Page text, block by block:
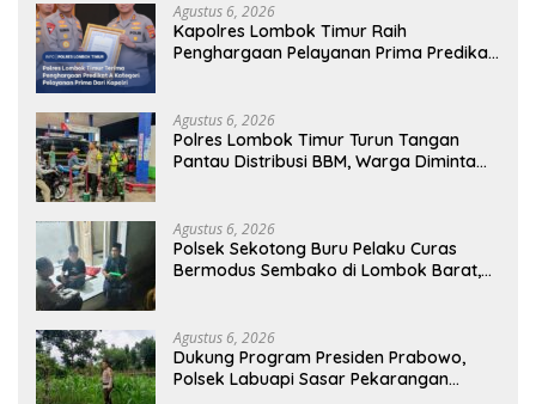
Agustus 6, 2026
Kapolres Lombok Timur Raih
Penghargaan Pelayanan Prima Predikat
Agustus 6, 2026
Polres Lombok Timur Turun Tangan
Pantau Distribusi BBM, Warga Diminta
Agustus 6, 2026
Polsek Sekotong Buru Pelaku Curas
Bermodus Sembako di Lombok Barat,
Agustus 6, 2026
Dukung Program Presiden Prabowo,
Polsek Labuapi Sasar Pekarangan